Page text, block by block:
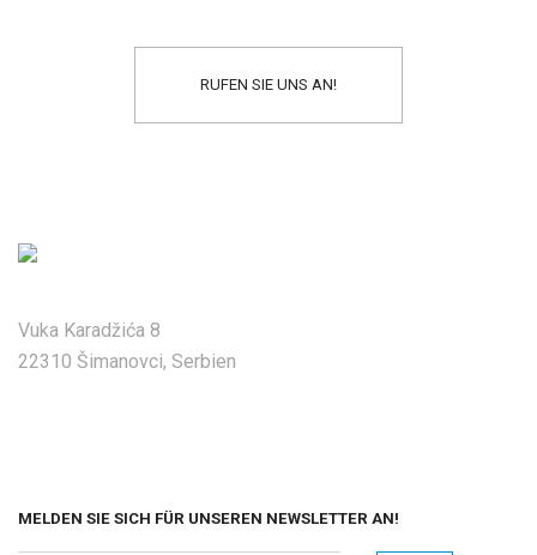
RUFEN SIE UNS AN!
Vuka Karadžića 8
22310 Šimanovci, Serbien
MELDEN SIE SICH FÜR UNSEREN NEWSLETTER AN!